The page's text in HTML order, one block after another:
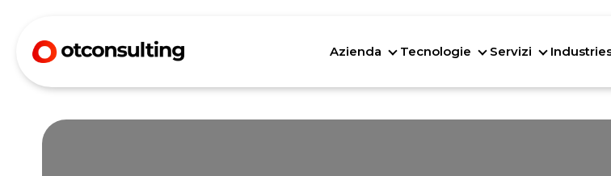
Azienda
Azienda
Tecnologie
Tecnologie
Servizi
Servizi